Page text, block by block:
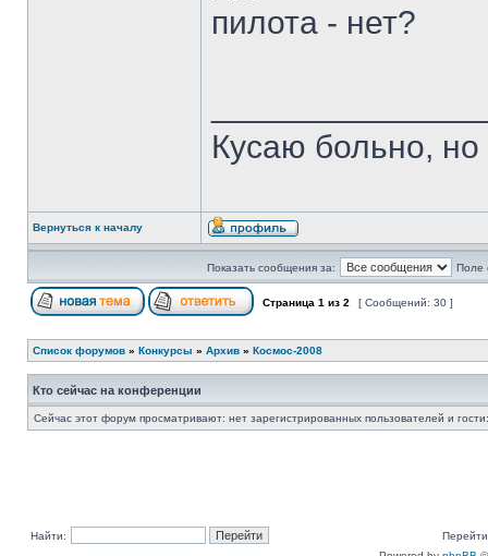
пилота - нет?
Кусаю больно,
Вернуться к началу
Показать сообщения за: Поле
Страница 1 из 2 [ Сообщений: 30 ]
Список форумов » Конкурсы » Архив » Космос-2008
Кто сейчас на конференции
Сейчас этот форум просматривают: нет зарегистрированных пользователей и
Найти: